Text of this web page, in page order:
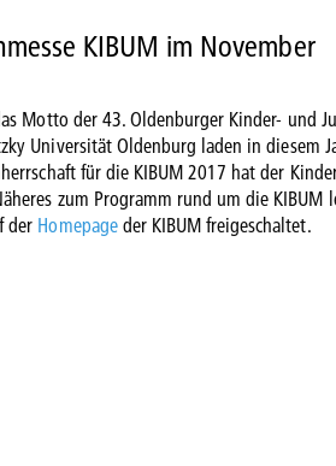
KIBUM im November
Motto der 43. Oldenburger Kinder- und
Universität Oldenburg laden in diesem
für die KIBUM 2017 hat der
zum Programm rund um die KIBUM
der Homepageder KIBUM freigeschaltet.